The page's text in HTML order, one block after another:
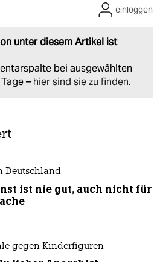
unter diesem Artikel ist
bei ausgewählten
– hier sind sie zu finden.
einloggen
Deutschland
ist nie gut, auch nicht für
gegen Kinderfiguren